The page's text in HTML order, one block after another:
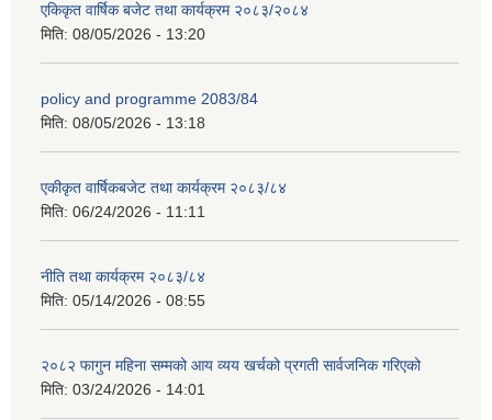
एकिकृत वार्षिक बजेट तथा कार्यक्रम २०८३/२०८४
मिति: 08/05/2026 - 13:20
policy and programme 2083/84
मिति: 08/05/2026 - 13:18
एकीकृत वार्षिकबजेट तथा कार्यक्रम २०८३/८४
मिति: 06/24/2026 - 11:11
नीति तथा कार्यक्रम २०८३/८४
मिति: 05/14/2026 - 08:55
२०८२ फागुन महिना सम्मको आय व्यय खर्चको प्रगती सार्वजनिक गरिएको
मिति: 03/24/2026 - 14:01